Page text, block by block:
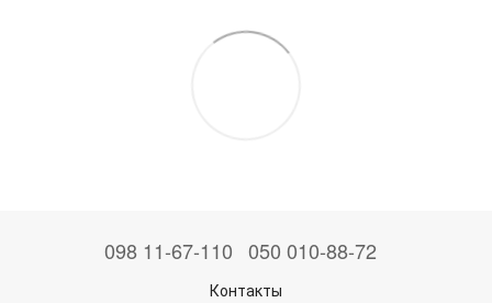
098 11-67-110 050 010-88-72
Контакты